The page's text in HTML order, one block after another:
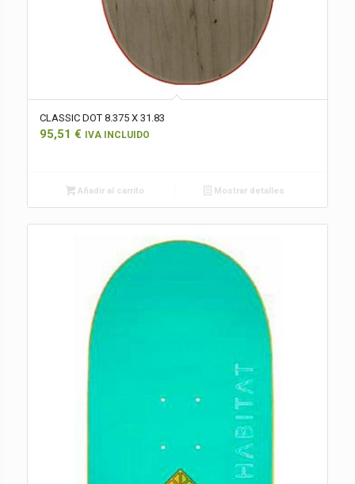
CLASSIC DOT 8.375 X 31.83
95,51 € IVA INCLUIDO
Añadir al carrito Mostrar detalles